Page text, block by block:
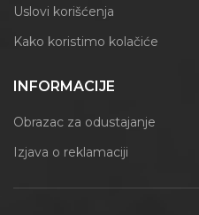
Uslovi korišćenja
Kako koristimo kolačiće
INFORMACIJE
Obrazac za odustajanje
Izjava o reklamaciji